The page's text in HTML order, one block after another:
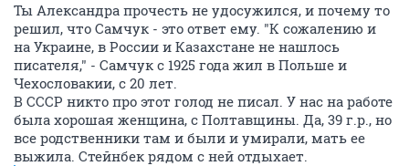
Ты Александра прочесть не удосужился, и почему то
решил, что Самчук - это ответ ему. "К сожалению и
на Украине, в России и Казахстане не нашлось
писателя," - Самчук с 1925 года жил в Польше и
Чехословакии, с 20 лет.
В СССР никто про этот голод не писал. У нас на работе
была хорошая женщина, с Полтавщины. Да, 39 г.р., но
все родственники там и были и умирали, мать ее
выжила. Стейнбек рядом с ней отдыхает.